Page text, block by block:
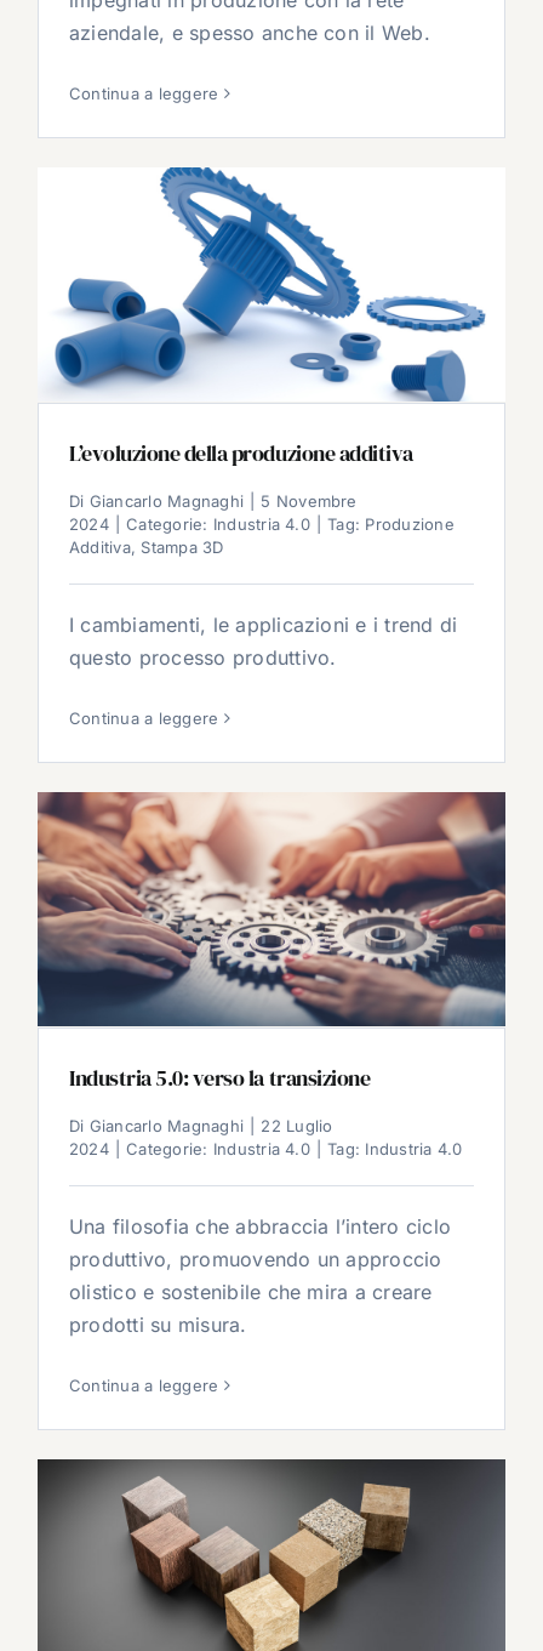
aziendale, e spesso anche con il Web.
Continua a leggere
L’evoluzione della produzione additiva
Di Giancarlo Magnaghi
5 Novembre
2024
Categorie: Industria 4.0 Tag: Produzione
Additiva, Stampa 3D
I cambiamenti, le applicazioni e i trend di
questo processo produttivo.
Continua a leggere
Industria 5.0: verso la transizione
Di Giancarlo Magnaghi
22 Luglio
2024
Categorie: Industria 4.0 Tag: Industria 4.0
Una filosofia che abbraccia l’intero ciclo
produttivo, promuovendo un approccio
olistico e sostenibile che mira a creare
prodotti su misura.
Continua a leggere